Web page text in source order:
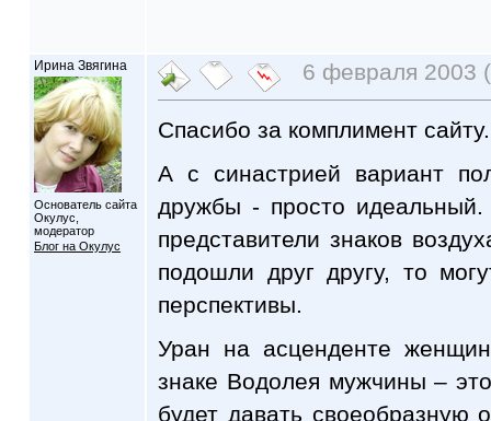
Ирина Звягина
Основатель сайта
Окулус,
модератор
Блог на Окулус
6 февраля 2003
Спасибо за комплимент
А с синастрией вариант
дружбы - просто
представители знаков
подошли друг другу, то
перспективы.
Уран на асценденте
знаке Водолея мужчины –
будет давать своеобразную